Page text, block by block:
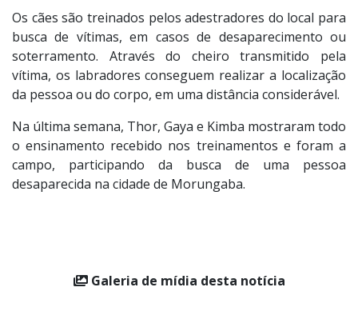
Os cães são treinados pelos adestradores do local para
busca de vítimas, em casos de desaparecimento ou
soterramento. Através do cheiro transmitido pela
vítima, os labradores conseguem realizar a localização
da pessoa ou do corpo, em uma distância considerável.
Na última semana, Thor, Gaya e Kimba mostraram todo
o ensinamento recebido nos treinamentos e foram a
campo, participando da busca de uma pessoa
desaparecida na cidade de Morungaba.
Galeria de mídia desta notícia